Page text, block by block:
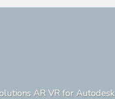
AR VR for Autodesk